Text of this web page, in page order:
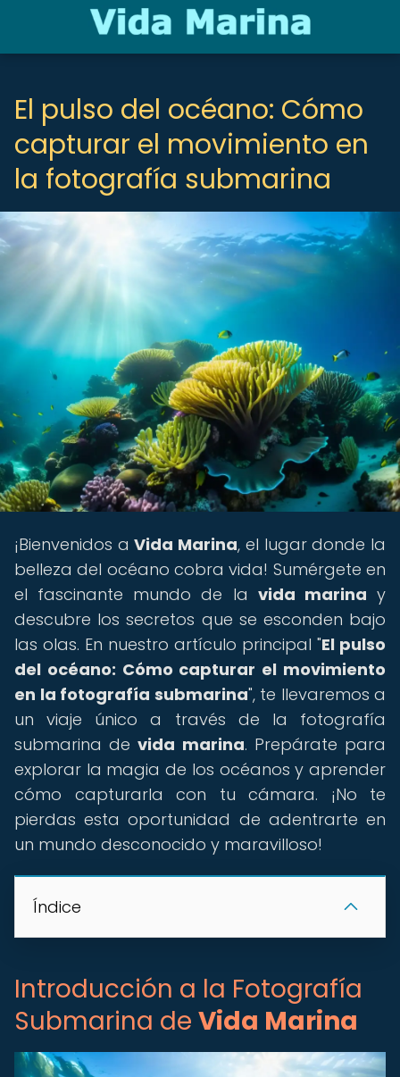
El pulso del océano: Cómo
capturar el movimiento en
la fotografía submarina
¡Bienvenidos aVida Marina, el lugar donde la
belleza del océano cobra vida! Sumérgete en
el fascinante mundo de la vida marina y
descubre los secretos que se esconden bajo
las olas. En nuestro artículo principal "El pulso
del océano: Cómo capturar el movimiento
en la fotografía submarina", te llevaremos a
un viaje único a través de la fotografía
submarina devida marina. Prepárate para
explorar la magia de los océanos y aprender
cómo capturarla con tu cámara. ¡No te
pierdas esta oportunidad de adentrarte en
un mundo desconocido y maravilloso!
Índice
Introducción a la Fotografía
Submarina de Vida Marina